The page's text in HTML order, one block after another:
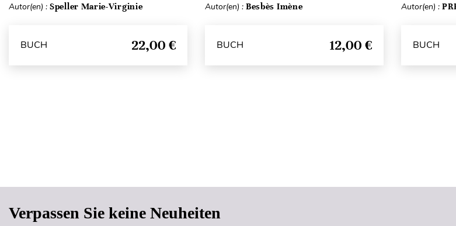
Autor(en) : Speller Marie-Virginie
BUCH 22,00 €
Autor(en) : Besbès Imène
BUCH 12,00 €
Autor(en) :
BUCH
Verpassen Sie keine Neuheiten